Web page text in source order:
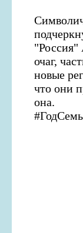
"Россия"
очаг,
новые
что они
она.